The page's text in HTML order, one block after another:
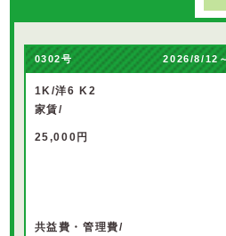
0302号 2026/8/12
1K/洋6 K2
家賃/
25,000円
共益費・管理費/